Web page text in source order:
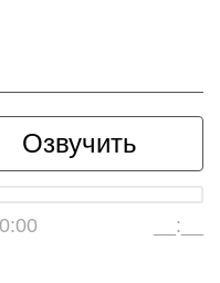
Озвучить
__:__